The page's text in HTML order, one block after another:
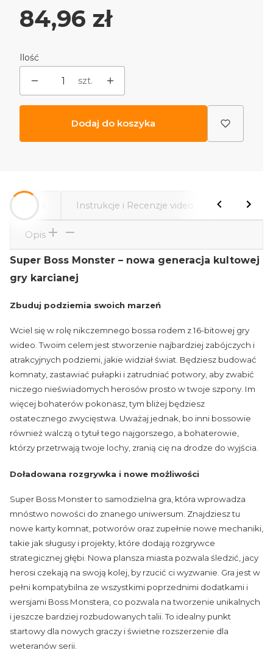
Cena
84,96 zł
Ilość
szt.
Dodaj do koszyka
Instrukcje i Recenzje video Atrybuty
Opis
Super Boss Monster – nowa generacja kultowej
gry karcianej
Zbuduj podziemia swoich marzeń
Wciel się w rolę nikczemnego bossa rodem z 16-bitowej gry
wideo. Twoim celem jest stworzenie najbardziej zabójczych i
atrakcyjnych podziemi, jakie widział świat. Będziesz budować
komnaty, zastawiać pułapki i zatrudniać potwory, aby zwabić
niczego nieświadomych herosów prosto w twoje szpony. Im
więcej bohaterów pokonasz, tym bliżej będziesz
ostatecznego zwycięstwa. Uważaj jednak, bo inni bossowie
również walczą o tytuł tego najgorszego, a bohaterowie,
którzy przetrwają twoje lochy, zranią cię na drodze do wyjścia.
Doładowana rozgrywka i nowe możliwości
Super Boss Monster to samodzielna gra, która wprowadza
mnóstwo nowości do znanego uniwersum. Znajdziesz tu
nowe karty komnat, potworów oraz zupełnie nowe mechaniki,
takie jak sługusy i projekty, które dodają rozgrywce
strategicznej głębi. Nowa plansza miasta pozwala śledzić, jacy
herosi czekają na swoją kolej, by rzucić ci wyzwanie. Gra jest w
pełni kompatybilna ze wszystkimi poprzednimi dodatkami i
wersjami Boss Monstera, co pozwala na tworzenie unikalnych
i jeszcze bardziej rozbudowanych talii. To idealny punkt
startowy dla nowych graczy i świetne rozszerzenie dla
weteranów serii.